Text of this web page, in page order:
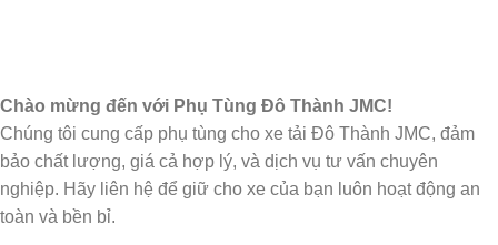
Chào mừng đến với Phụ Tùng Đô Thành JMC!
Chúng tôi cung cấp phụ tùng cho xe tải Đô Thành JMC, đảm
bảo chất lượng, giá cả hợp lý, và dịch vụ tư vấn chuyên
nghiệp. Hãy liên hệ để giữ cho xe của bạn luôn hoạt động an
toàn và bền bỉ.